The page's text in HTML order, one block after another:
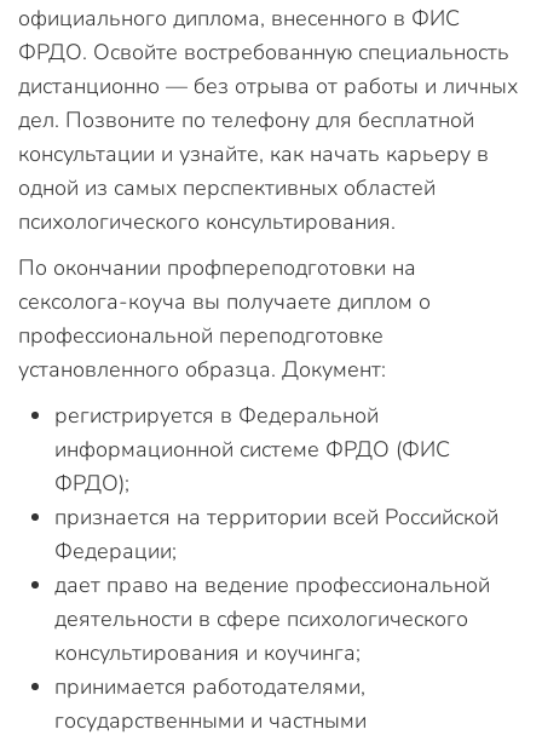
официального диплома, внесенного в ФИС
ФРДО. Освойте востребованную специальность
дистанционно — без отрыва от работы и личных
дел. Позвоните по телефону для бесплатной
консультации и узнайте, как начать карьеру в
одной из самых перспективных областей
психологического консультирования.
По окончании профпереподготовки на
сексолога-коуча вы получаете диплом о
профессиональной переподготовке
установленного образца. Документ:
регистрируется в Федеральной
информационной системе ФРДО (ФИС
ФРДО);
признается на территории всей Российской
Федерации;
дает право на ведение профессиональной
деятельности в сфере психологического
консультирования и коучинга;
принимается работодателями,
государственными и частными